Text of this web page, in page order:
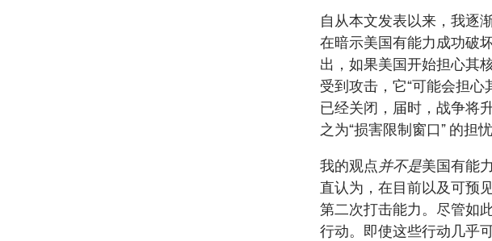
自从本文发表以来，我逐
在暗示美国有能力成功破
出，如果美国开始担心其
受到攻击，它“可能会担
已经关闭，届时，战争将
之为“损害限制窗口” 的担
我的观点并不是美国有能
直认为，在目前以及可预
第二次打击能力。尽管如
行动。即使这些行动几乎